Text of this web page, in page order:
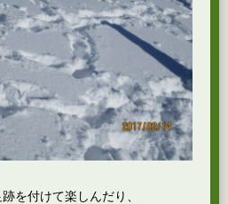
を付けて楽しんだり、